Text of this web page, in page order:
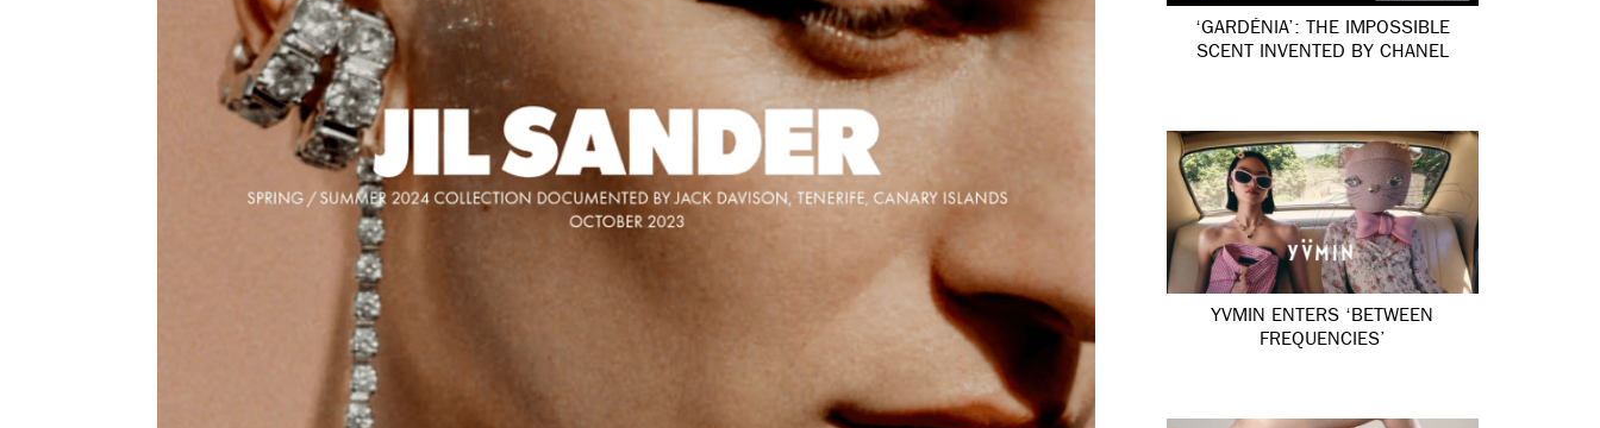
‘GARDÉNIA’: THE IMPOSSIBLE
SCENT INVENTED BY CHANEL
YVMIN ENTERS ‘BETWEEN
FREQUENCIES’